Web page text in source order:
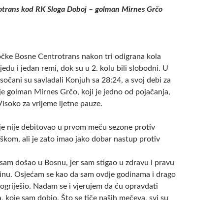
kod RK Sloga Doboj – golman Mirnes Grčo
Bosne Centrotrans nakon tri odigrana kola
i jedan remi, dok su u 2. kolu bili slobodni. U
su savladali Konjuh sa 28:24, a svoj debi za
je golman Mirnes Grčo, koji je jedno od pojačanja,
za vrijeme ljetne pauze.
nije debitovao u prvom meču sezone protiv
ali je zato imao jako dobar nastup protiv
došao u Bosnu, jer sam stigao u zdravu i pravu
Osjećam se kao da sam ovdje godinama i drago
Nadam se i vjerujem da ću opravdati
koje sam dobio. Što se tiče naših mečeva, svi su